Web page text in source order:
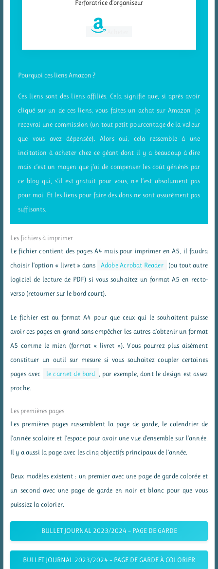
Perforatrice d’organiseur
Pourquoi ces liens Amazon ?
Ces liens sont des liens affiliés. Cela signifie que, si après avoir
cliqué sur un de ces liens, vous faites un achat sur Amazon, je
recevrai une commission (un tout petit pourcentage de la valeur
que vous avez dépensée). Alors oui, cela ressemble à une
incitation à acheter chez ce géant dont il y a beaucoup à dire
mais c’est un moyen que j’ai de compenser les coût générés par
ce blog qui, s’il est gratuit pour vous, ne l’est absolument pas
pour moi. Et les liens pour faire des dons ne sont assurément pas
suffisants.
Les fichiers à imprimer
Le fichier contient des pages A4 mais pour imprimer en A5, il faudra
choisir l’option « livret » dans
Adobe Acrobat Reader
(ou tout autre
logiciel de lecture de PDF) si vous souhaitez un format A5 en recto-
verso (retourner sur le bord court).
Le fichier est au format A4 pour que ceux qui le souhaitent puisse
avoir ces pages en grand sans empêcher les autres d’obtenir un format
A5 comme le mien (format « livret »). Vous pourrez plus aisément
constituer un outil sur mesure si vous souhaitez coupler certaines
pages avec
le carnet de bord
, par exemple, dont le design est assez
proche.
Les premières pages
Les premières pages rassemblent la page de garde, le calendrier de
l’année scolaire et l’espace pour avoir une vue d’ensemble sur l’année.
Il y a aussi la page avec les cinq objectifs principaux de l’année.
Deux modèles existent : un premier avec une page de garde colorée et
un second avec une page de garde en noir et blanc pour que vous
puissiez la colorier.
BULLET JOURNAL 2023/2024 – PAGE DE GARDE
BULLET JOURNAL 2023/2024 – PAGE DE GARDE À COLORIER